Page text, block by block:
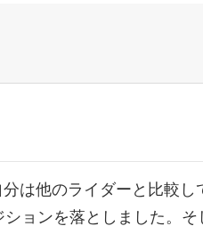
は他のライダーと比較し
ョンを落としました。そ